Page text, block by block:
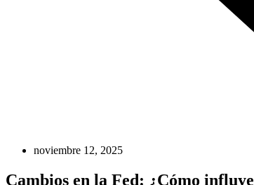
noviembre 12, 2025
Cambios en la Fed: ¿Cómo